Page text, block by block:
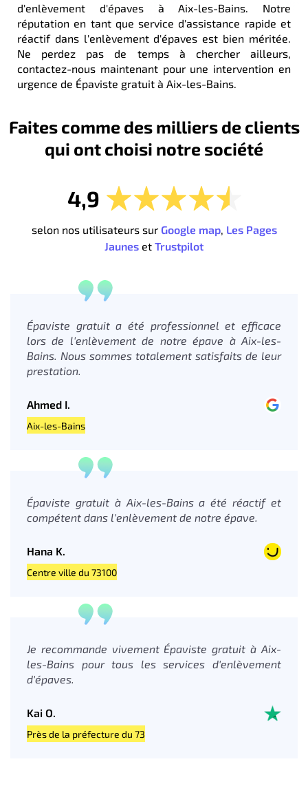
d'enlèvement d'épaves à Aix-les-Bains. Notre
réputation en tant que service d'assistance rapide et
réactif dans l'enlèvement d'épaves est bien méritée.
Ne perdez pas de temps à chercher ailleurs,
contactez-nous maintenant pour une intervention en
urgence de Épaviste gratuit à Aix-les-Bains.
Faites comme des milliers de clients
qui ont choisi notre société
4,9
selon nos utilisateurs sur Google map, Les Pages
Jaunes et Trustpilot
Épaviste gratuit a été professionnel et efficace
lors de l'enlèvement de notre épave à Aix-les-
Bains. Nous sommes totalement satisfaits de leur
prestation.
Ahmed I.
Aix-les-Bains
Épaviste gratuit à Aix-les-Bains a été réactif et
compétent dans l'enlèvement de notre épave.
Hana K.
Centre ville du 73100
Je recommande vivement Épaviste gratuit à Aix-
les-Bains pour tous les services d'enlèvement
d'épaves.
Kai O.
Près de la préfecture du 73